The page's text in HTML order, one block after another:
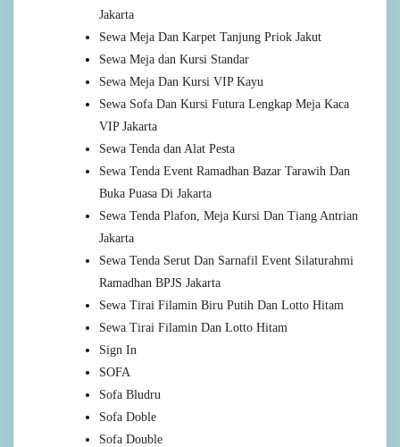
Jakarta
Sewa Meja Dan Karpet Tanjung Priok Jakut
Sewa Meja dan Kursi Standar
Sewa Meja Dan Kursi VIP Kayu
Sewa Sofa Dan Kursi Futura Lengkap Meja Kaca
VIP Jakarta
Sewa Tenda dan Alat Pesta
Sewa Tenda Event Ramadhan Bazar Tarawih Dan
Buka Puasa Di Jakarta
Sewa Tenda Plafon, Meja Kursi Dan Tiang Antrian
Jakarta
Sewa Tenda Serut Dan Sarnafil Event Silaturahmi
Ramadhan BPJS Jakarta
Sewa Tirai Filamin Biru Putih Dan Lotto Hitam
Sewa Tirai Filamin Dan Lotto Hitam
Sign In
SOFA
Sofa Bludru
Sofa Doble
Sofa Double